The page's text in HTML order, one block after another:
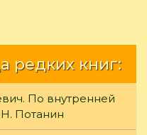
редких книг:
По внутренней
Н. Потанин